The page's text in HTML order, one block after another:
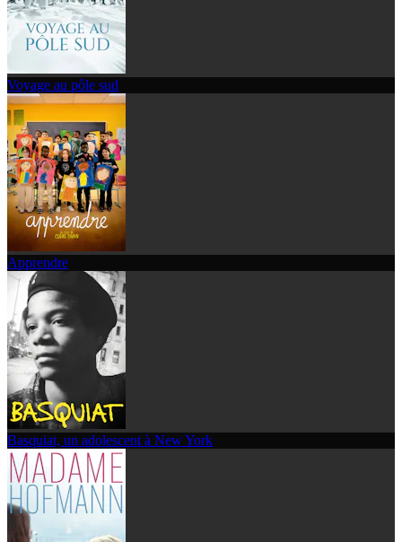
Voyage au pôle sud
Apprendre
Basquiat, un adolescent à New York